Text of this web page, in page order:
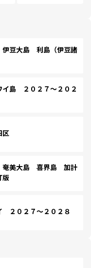
豆大島 利島（伊豆諸
島 ２０２７～２０２
区
美大島 喜界島 加計
版
０２７～２０２８